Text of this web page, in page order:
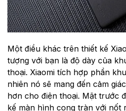
Một điều khác trên thiết kế
tượng với bạn là độ dày của
thoại. Xiaomi tích hợp phần
nhiên nó sẽ mang đến cảm
hơn cho điện thoại. Mặt trước
kế màn hình cong tràn với nốt